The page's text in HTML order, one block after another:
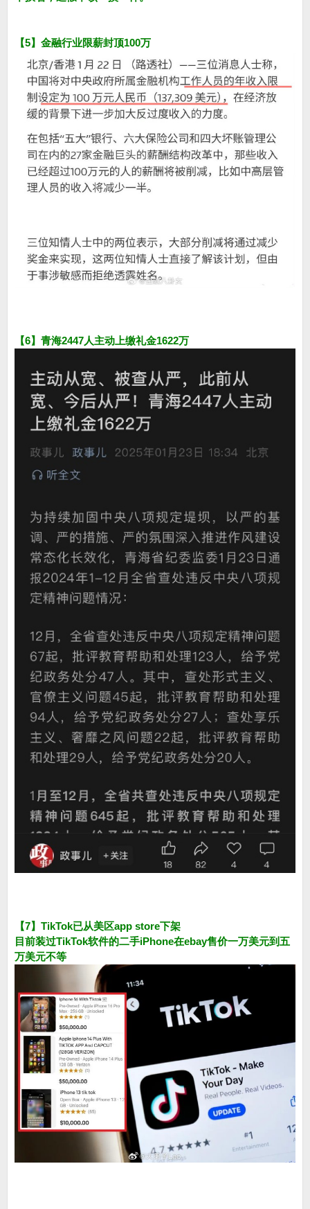
【5】金融行业限薪封顶100万
【6】青海2447人主动上缴礼金1622万
【7】TikTok已从美区app store下架
目前装过TikTok软件的二手iPhone在ebay售价一万美元到五
万美元不等